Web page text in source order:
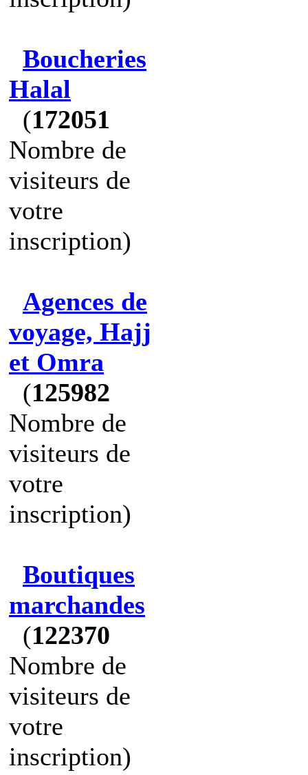
Boucheries
Halal
(172051
Nombre de
visiteurs de
votre
inscription)
Agences de
voyage, Hajj
et Omra
(125982
Nombre de
visiteurs de
votre
inscription)
Boutiques
marchandes
(122370
Nombre de
visiteurs de
votre
inscription)